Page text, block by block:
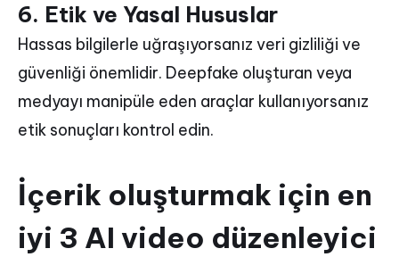
6. Etik ve Yasal Hususlar
Hassas bilgilerle uğraşıyorsanız veri gizliliği ve
güvenliği önemlidir. Deepfake oluşturan veya
medyayı manipüle eden araçlar kullanıyorsanız
etik sonuçları kontrol edin.
İçerik oluşturmak için en
iyi 3 AI video düzenleyici